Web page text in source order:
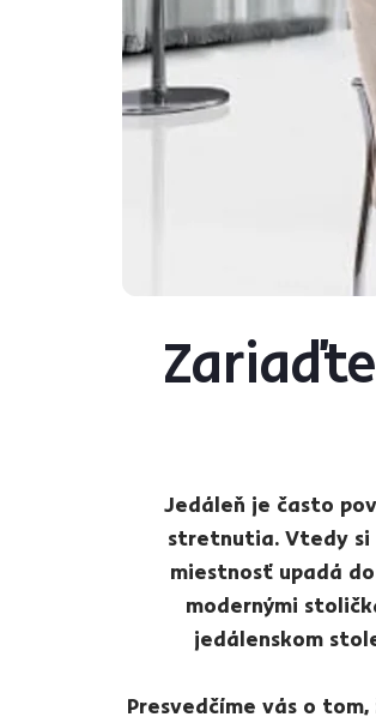
Jedáleň je často
stretnutia. Vtedy si
miestnosť upadá
modernými
jedálenskom
Presvedčíme vás o